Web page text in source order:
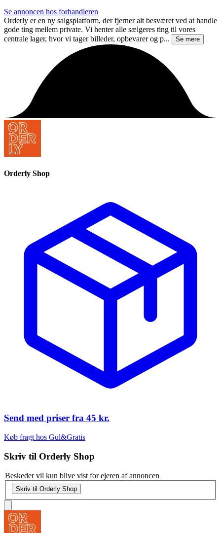
Se annoncen hos forhandleren
Orderly er en ny salgsplatform, der fjerner alt besværet ved at handle
gode ting mellem private. Vi henter alle sælgeres ting til vores
centrale lager, hvor vi tager billeder, opbevarer og p...
Se mere
Orderly Shop
Send med priser fra 45 kr.
Køb fragt hos Gul&Gratis
Skriv til Orderly Shop
Beskeder vil kun blive vist for ejeren af annoncen
Skriv til Orderly Shop